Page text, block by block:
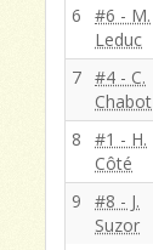
6
#6 - M.
Leduc
7
#4 - C.
Chabot
8
#1 - H.
Côté
9
#8 - J.
Suzor